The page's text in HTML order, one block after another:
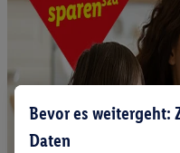
Bevor es weitergeht:
Daten